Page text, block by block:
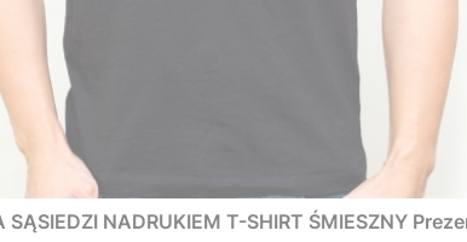
SĄSIEDZI NADRUKIEM T-SHIRT ŚMIESZNY